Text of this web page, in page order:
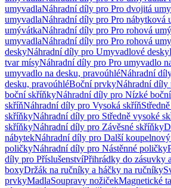
umyvadlaNáhradní díly pro Pro dvojitá
umyvadlaNáhradní díly pro Pro nábytková
umývátkaNáhradní díly pro Pro rohová
umyvadlaNáhradní díly pro Pro rohová
deskyNáhradní díly pro Umyvadlové desky
tvar mísyNáhradní díly pro Pro umyvadlo
umyvadlo na desku, pravoúhléNáhradní
desku, pravoúhléBoční prvkyNáhradní
boční skříňkyNáhradní díly pro Nízké
skříňNáhradní díly pro Vysoká skříň
skříňkyNáhradní díly pro Středně vysoké
skříňkyNáhradní díly pro Závěsné skříňky
nábytekNáhradní díly pro Další
poličkyNáhradní díly pro Nástěnné poličky
díly pro PříslušenstvíPřihrádky do zásuvky
boxyDržák na ručníky a háčky na ručníky
prvkyMadlaSoupravy nožičekMagnetické